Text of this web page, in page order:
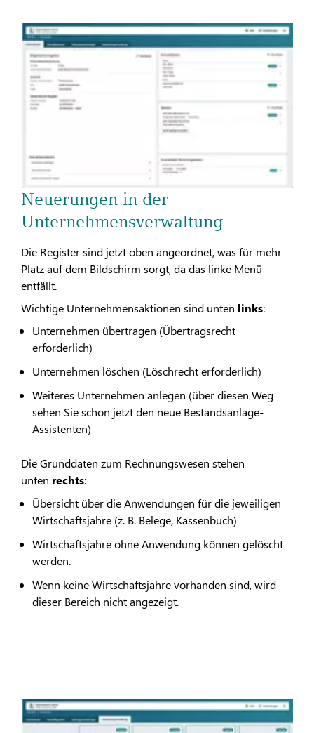
Neuerungen in der
Unternehmensverwaltung
Die Register sind jetzt oben angeordnet, was für mehr
Platz auf dem Bildschirm sorgt, da das linke Menü
entfällt.
Wichtige Unternehmensaktionen sind unten links:
Unternehmen übertragen (Übertragsrecht
erforderlich)
Unternehmen löschen (Löschrecht erforderlich)
Weiteres Unternehmen anlegen (über diesen Weg
sehen Sie schon jetzt den neue Bestandsanlage-
Assistenten)
Die Grunddaten zum Rechnungswesen stehen
unten rechts:
Übersicht über die Anwendungen für die jeweiligen
Wirtschaftsjahre (z. B. Belege, Kassenbuch)
Wirtschaftsjahre ohne Anwendung können gelöscht
werden.
Wenn keine Wirtschaftsjahre vorhanden sind, wird
dieser Bereich nicht angezeigt.